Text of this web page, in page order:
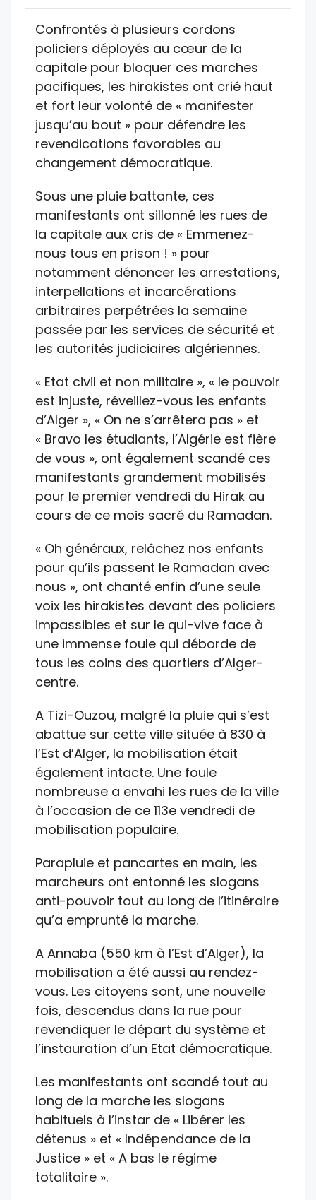
Confrontés à plusieurs cordons
policiers déployés au cœur de la
capitale pour bloquer ces marches
pacifiques, les hirakistes ont crié haut
et fort leur volonté de « manifester
jusqu’au bout » pour défendre les
revendications favorables au
changement démocratique.
Sous une pluie battante, ces
manifestants ont sillonné les rues de
la capitale aux cris de « Emmenez-
nous tous en prison ! » pour
notamment dénoncer les arrestations,
interpellations et incarcérations
arbitraires perpétrées la semaine
passée par les services de sécurité et
les autorités judiciaires algériennes.
« Etat civil et non militaire », « le pouvoir
est injuste, réveillez-vous les enfants
d’Alger », « On ne s’arrêtera pas » et
« Bravo les étudiants, l’Algérie est fière
de vous », ont également scandé ces
manifestants grandement mobilisés
pour le premier vendredi du Hirak au
cours de ce mois sacré du Ramadan.
« Oh généraux, relâchez nos enfants
pour qu’ils passent le Ramadan avec
nous », ont chanté enfin d’une seule
voix les hirakistes devant des policiers
impassibles et sur le qui-vive face à
une immense foule qui déborde de
tous les coins des quartiers d’Alger-
centre.
A Tizi-Ouzou, malgré la pluie qui s’est
abattue sur cette ville située à 830 à
l’Est d’Alger, la mobilisation était
également intacte. Une foule
nombreuse a envahi les rues de la ville
à l’occasion de ce 113e vendredi de
mobilisation populaire.
Parapluie et pancartes en main, les
marcheurs ont entonné les slogans
anti-pouvoir tout au long de l’itinéraire
qu’a emprunté la marche.
A Annaba (550 km à l’Est d’Alger), la
mobilisation a été aussi au rendez-
vous. Les citoyens sont, une nouvelle
fois, descendus dans la rue pour
revendiquer le départ du système et
l’instauration d’un Etat démocratique.
Les manifestants ont scandé tout au
long de la marche les slogans
habituels à l’instar de « Libérer les
détenus » et « Indépendance de la
Justice » et « A bas le régime
totalitaire ».